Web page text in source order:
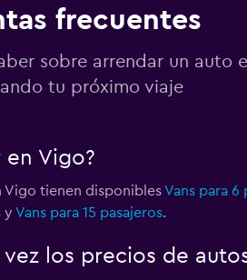
frecuentes
sobre arrendar un auto
tu próximo viaje
Vigo?
Vigo tienen disponiblesVans para 6
y Vans para 15 pasajeros.
los precios de